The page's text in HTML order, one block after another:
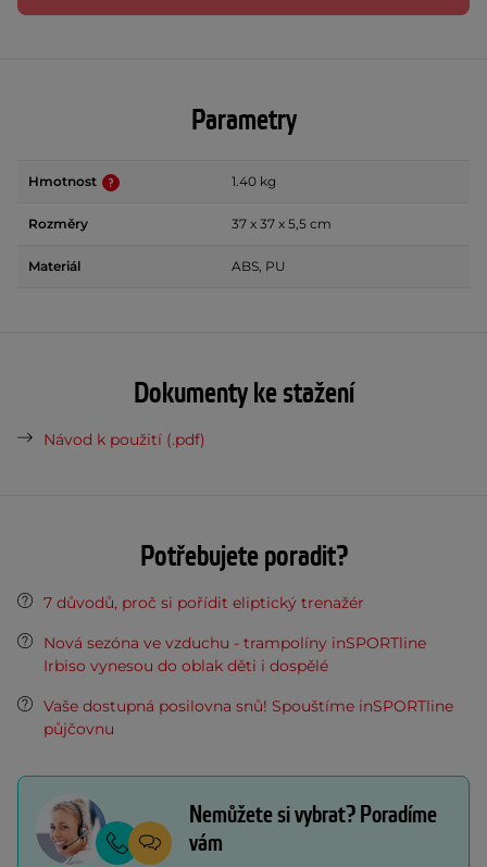
Parametry
Hmotnost 1.40 kg
Rozměry 37 x 37 x 5,5 cm
Materiál ABS, PU
Dokumenty ke stažení
Návod k použití (.pdf)
Potřebujete poradit?
7 důvodů, proč si pořídit eliptický trenažér
Nová sezóna ve vzduchu - trampolíny inSPORTline
Irbiso vynesou do oblak děti i dospělé
Vaše dostupná posilovna snů! Spouštíme inSPORTline
půjčovnu
Nemůžete si vybrat? Poradíme
vám